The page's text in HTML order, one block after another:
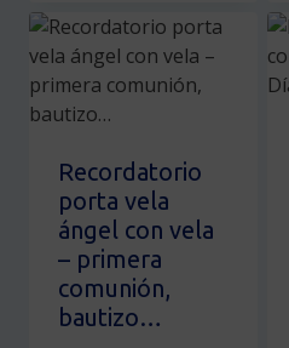
Las
opciones
pueden
en
la
página
producto
Recordatorio
porta vela
ángel con vela
– primera
comunión,
bautizo…